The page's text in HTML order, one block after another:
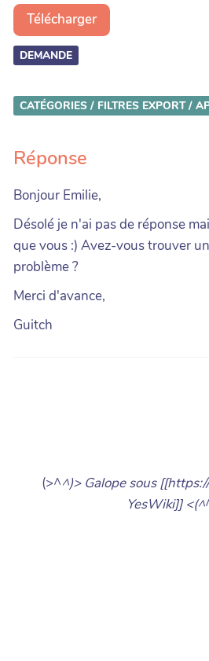
Télécharger
DEMANDE
CATÉGORIES / FILTRES EXPORT /
Réponse
Bonjour Emilie,
Désolé je n'ai pas de réponse
que vous :) Avez-vous trouver
problème ?
Merci d'avance,
Guitch
(>^^)> Galope sous
YesWiki]] <(^